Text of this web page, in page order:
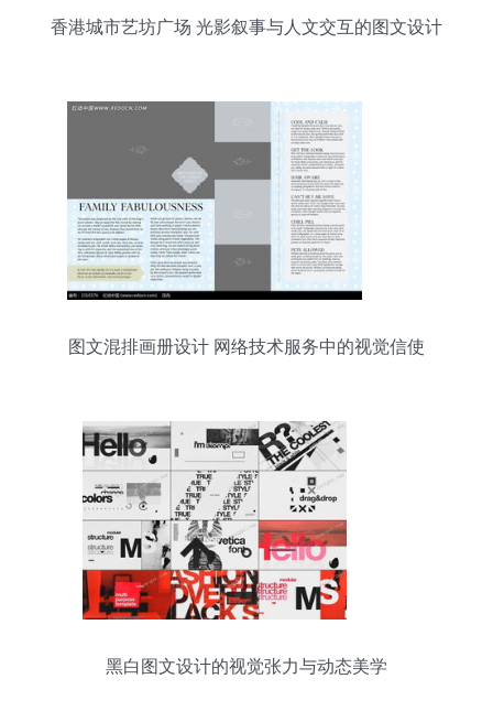
香港城市艺坊广场 光影叙事与人文交互的图文设计
图文混排画册设计 网络技术服务中的视觉信使
黑白图文设计的视觉张力与动态美学